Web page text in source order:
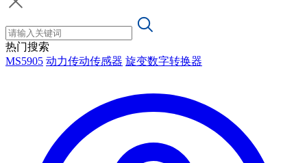
热门搜索
MS5905 动力传动传感器 旋变数字转换器